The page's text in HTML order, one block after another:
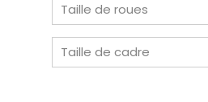
Taille de roues
Taille de cadre